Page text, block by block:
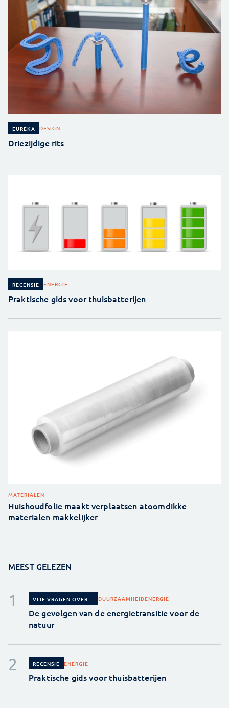
EUREKA DESIGN
Driezijdige rits
RECENSIE ENERGIE
Praktische gids voor thuisbatterijen
MATERIALEN
Huishoudfolie maakt verplaatsen atoomdikke
materialen makkelijker
MEEST GELEZEN
VIJF VRAGEN OVER... DUURZAAMHEIDENERGIE
De gevolgen van de energietransitie voor de
natuur
RECENSIE ENERGIE
Praktische gids voor thuisbatterijen